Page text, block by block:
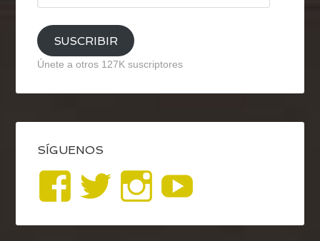
email
SUSCRIBIR
Únete a otros 127K suscriptores
SÍGUENOS
Ver
perfil
Ver
perfil
Ver
perfil